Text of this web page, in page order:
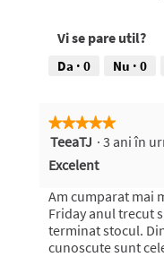
Vi se pare util?
Da · 0 Nu · 0
★★★★★
★★★★★
5
5
stele.
TeeaTJ · 3 ani în
Excelent
Am cumparat mai
Friday anul trecut
terminat stocul.
cunoscute sunt